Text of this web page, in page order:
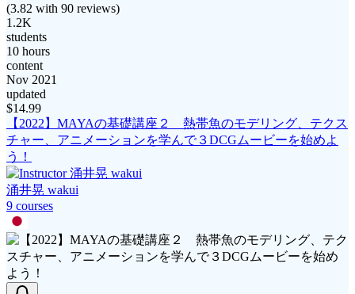
(3.82 with 90 reviews)
1.2K
students
10 hours
content
Nov 2021
updated
$14.99
【2022】MAYAの基礎講座２ 熱帯魚のモデリング、テクス
チャー、アニメーションを学んで３DCGムービーを始めよ
う！
涌井晃 wakui
9 courses